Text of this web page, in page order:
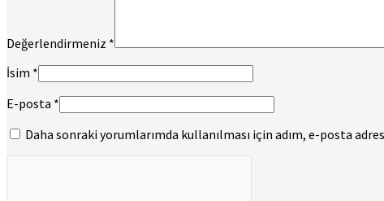
Değerlendirmeniz *
İsim *
E-posta *
Daha sonraki yorumlarımda kullanılması için adım, e-posta